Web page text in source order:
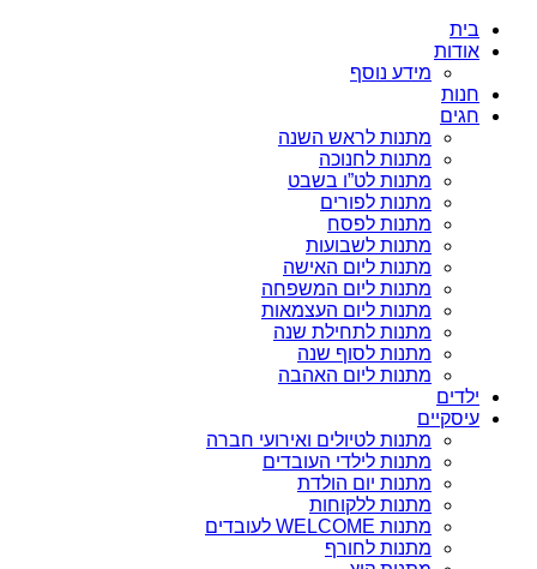
בית
אודות
מידע נוסף
חנות
חגים
מתנות לראש השנה
מתנות לחנוכה
מתנות לט”ו בשבט
מתנות לפורים
מתנות לפסח
מתנות לשבועות
מתנות ליום האישה
מתנות ליום המשפחה
מתנות ליום העצמאות
מתנות לתחילת שנה
מתנות לסוף שנה
מתנות ליום האהבה
ילדים
עיסקיים
מתנות לטיולים ואירועי חברה
מתנות לילדי העובדים
מתנות יום הולדת
מתנות ללקוחות
מתנות WELCOME לעובדים
מתנות לחורף